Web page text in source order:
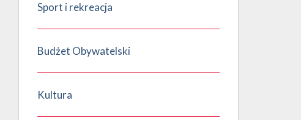
Sport i rekreacja
Budżet Obywatelski
Kultura